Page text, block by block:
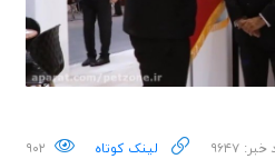
۹۶۴۷ لینک کوتاه ۹۰۲